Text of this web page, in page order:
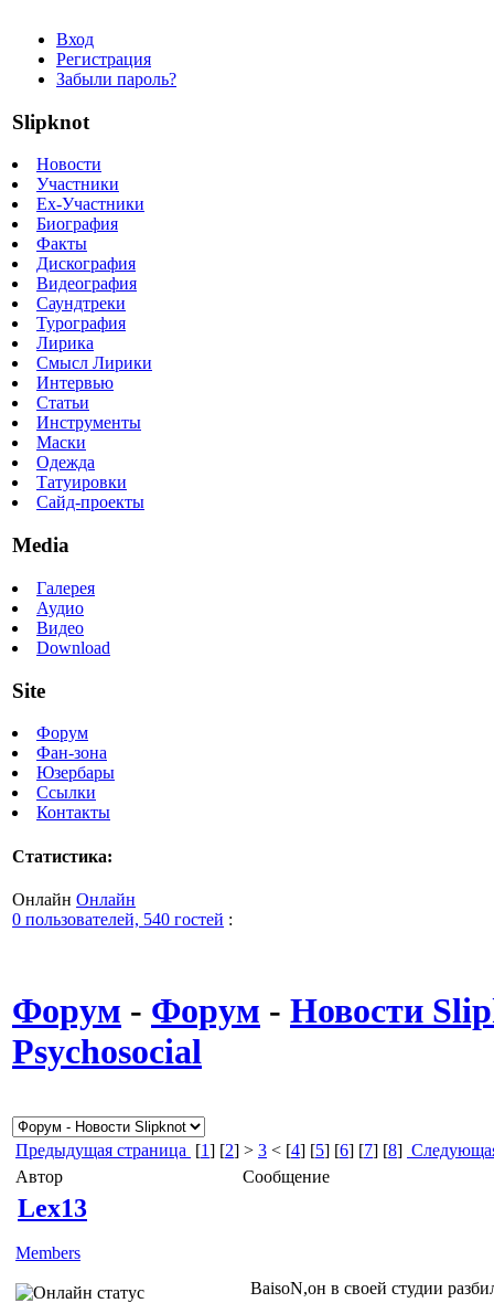
Вход
Регистрация
Забыли пароль?
Slipknot
Новости
Участники
Ex-Участники
Биография
Факты
Дискография
Видеография
Саундтреки
Турография
Лирика
Смысл Лирики
Интервью
Статьи
Инструменты
Маски
Одежда
Татуировки
Сайд-проекты
Media
Галерея
Аудио
Видео
Download
Site
Форум
Фан-зона
Юзербары
Ссылки
Контакты
Статистика:
Онлайн Онлайн
0 пользователей, 540 гостей :
Форум - Форум - Новости
Psychosocial
Предыдущая страница [1] [2] > 3 < [4] [5] [6] [7] [8]
Автор
Сообщение
Lex13
Members
BaisoN,он в своей студии